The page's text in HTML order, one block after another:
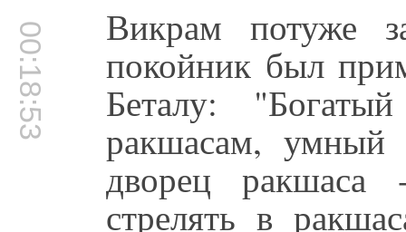
00:18:53 Викрам потуже
покойник был
Беталу:
ракшасам, умный
дворец
стрелять в